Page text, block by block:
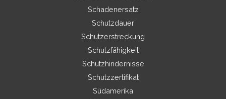
Schadenersatz
Schutzdauer
Schutzerstreckung
Schutzfähigkeit
Schutzhindernisse
Schutzzertifikat
Südamerika